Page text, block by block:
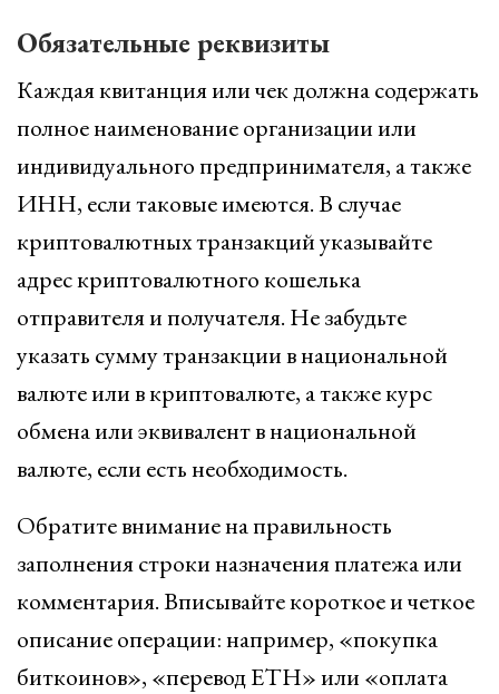
Обязательные реквизиты
Каждая квитанция или чек должна содержать
полное наименование организации или
индивидуального предпринимателя, а также
ИНН, если таковые имеются. В случае
криптовалютных транзакций указывайте
адрес криптовалютного кошелька
отправителя и получателя. Не забудьте
указать сумму транзакции в национальной
валюте или в криптовалюте, а также курс
обмена или эквивалент в национальной
валюте, если есть необходимость.
Обратите внимание на правильность
заполнения строки назначения платежа или
комментария. Вписывайте короткое и четкое
описание операции: например, «покупка
биткоинов», «перевод ETH» или «оплата